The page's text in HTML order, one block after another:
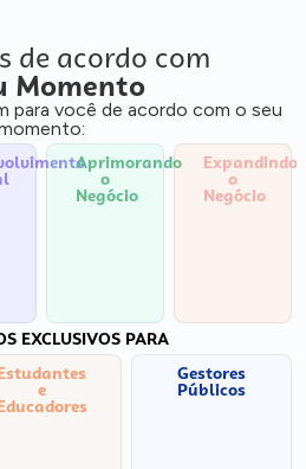
de acordo com
Momento
para você de acordo com o seu
Aprimorando
o
Negócio
Expandindo
o
Negócio
EXCLUSIVOS PARA
e
Gestores
Públicos